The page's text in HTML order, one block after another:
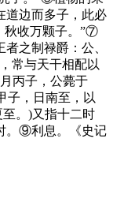
道边而多子，此必
秋收万颗子。”⑦
之制禄爵：公、
常与天干相配以
丙子，公薨于
子，日南至，以
。)又指十二时
。⑨利息。《史记